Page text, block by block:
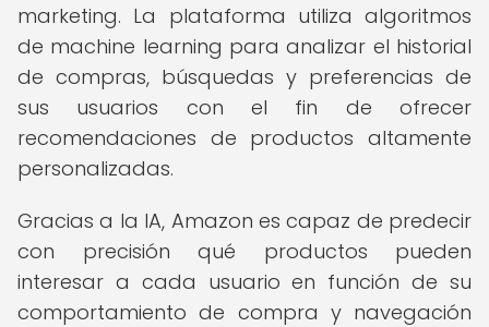
marketing. La plataforma utiliza algoritmos
de machine learning para analizar el historial
de compras, búsquedas y preferencias de
sus usuarios con el fin de ofrecer
recomendaciones de productos altamente
personalizadas.
Gracias a la IA, Amazon es capaz de predecir
con precisión qué productos pueden
interesar a cada usuario en función de su
comportamiento de compra y navegación